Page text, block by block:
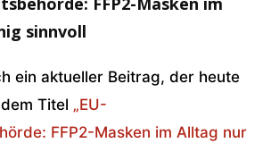
sinnvoll
ein aktueller Beitrag, der heute
Titel „EU-
FFP2-Masken im Alltag nur